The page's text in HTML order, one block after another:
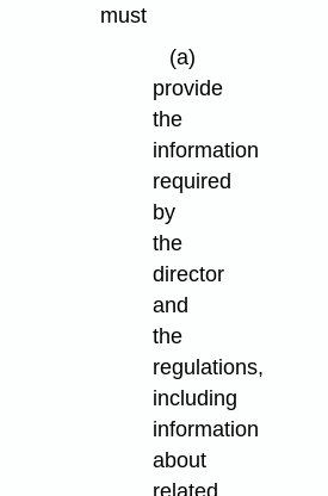
must
(a)
provide
the
information
required
by
the
director
and
the
regulations,
including
information
about
related